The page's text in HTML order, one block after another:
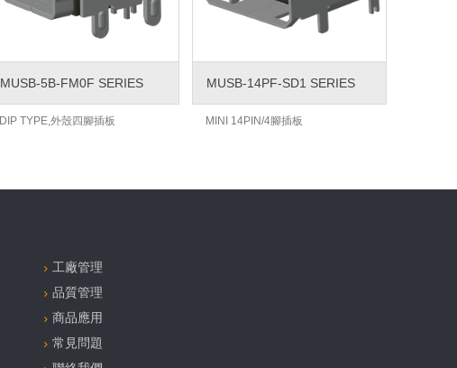
MUSB-5B-FM0F SERIES
DIP TYPE,外殼四腳插板
MUSB-14PF-SD1 SERIES
MINI 14PIN/4腳插板
工廠管理
品質管理
商品應用
常見問題